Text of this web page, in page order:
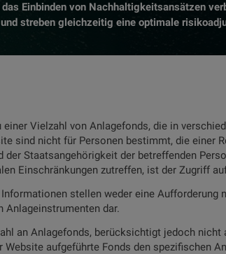
Einbinden von Nachhaltigkeitsansätzen
und streben gleichzeitig eine optimale
Vielzahl von Anlagefonds, die in
sind nicht für Personen bestimmt, die einer
der Staatsangehörigkeit der betreffenden
Einschränkungen zutreffen, ist der Zugriff
stellen weder eine Aufforderung
Anlageinstrumenten dar.
an Anlagefonds, berücksichtigt jedoch
aufgeführte Fonds den spezifischen